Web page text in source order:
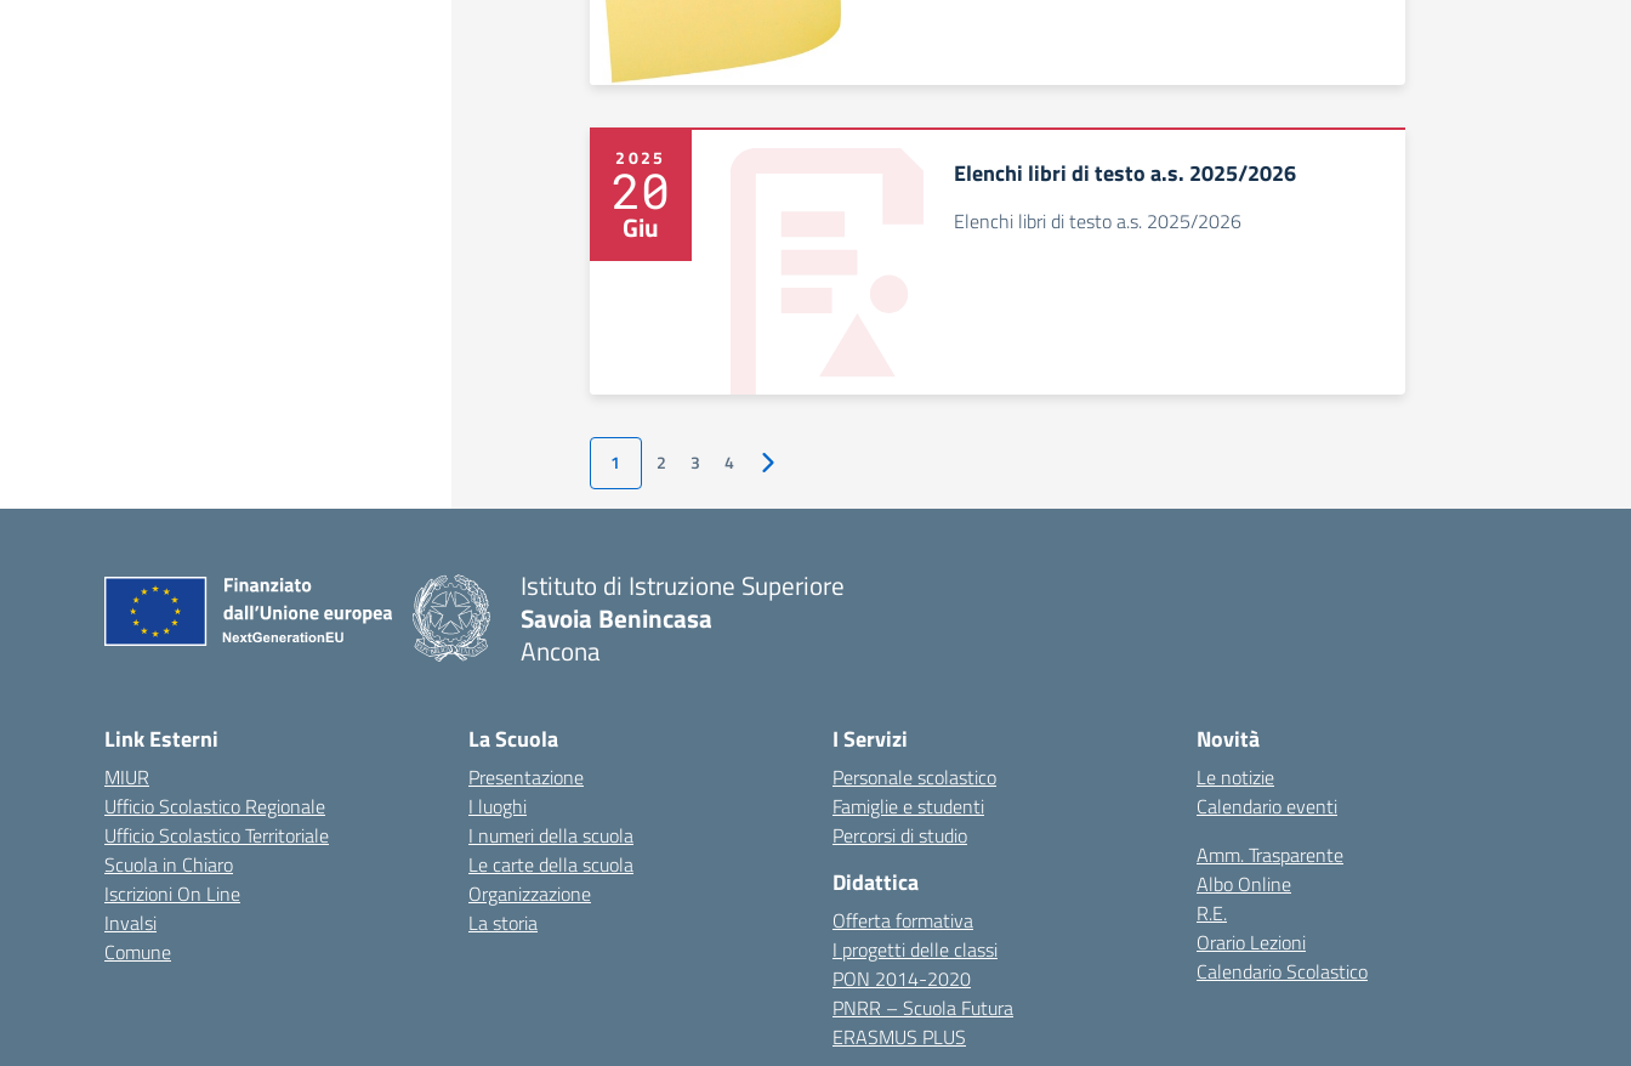
2025
20
Giu
Elenchi libri di testo a.s. 2025/2026
Elenchi libri di testo a.s. 2025/2026
1 2 3 4 Pagina successiva
Istituto di Istruzione Superiore
Savoia Benincasa
Ancona
Link Esterni
MIUR
Ufficio Scolastico Regionale
Ufficio Scolastico Territoriale
Scuola in Chiaro
Iscrizioni On Line
Invalsi
Comune
La Scuola
Presentazione
I luoghi
I numeri della scuola
Le carte della scuola
Organizzazione
La storia
I Servizi
Personale scolastico
Famiglie e studenti
Percorsi di studio
Didattica
Offerta formativa
I progetti delle classi
PON 2014-2020
PNRR – Scuola Futura
ERASMUS PLUS
Novità
Le notizie
Calendario eventi
Amm. Trasparente
Albo Online
R.E.
Orario Lezioni
Calendario Scolastico